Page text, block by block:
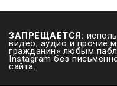
ЗАПРЕЩАЕТСЯ:
видео, аудио и прочие
гражданин» любым
Instagram без
сайта.